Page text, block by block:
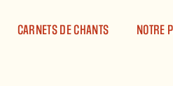
CARNETS DE CHANTS NOTRE